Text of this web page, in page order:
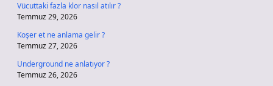
Vücuttaki fazla klor nasıl atılır ?
Temmuz 29, 2026
Koşer et ne anlama gelir ?
Temmuz 27, 2026
Underground ne anlatıyor ?
Temmuz 26, 2026